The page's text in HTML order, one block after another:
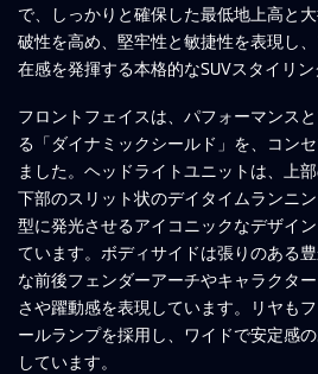
で、しっかりと確保した最低地上高と
破性を高め、堅牢性と敏捷性を表現し
在感を発揮する本格的なSUVスタイリン
フロントフェイスは、パフォーマンス
る「ダイナミックシールド」を、コン
ました。ヘッドライトユニットは、上
下部のスリット状のデイタイムランニ
型に発光させるアイコニックなデザイ
ています。ボディサイドは張りのある
な前後フェンダーアーチやキャラクタ
さや躍動感を表現しています。リヤも
ールランプを採用し、ワイドで安定感
しています。